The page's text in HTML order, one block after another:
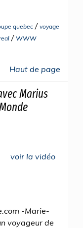
quebec / voyage
/www
Haut de page
Marius
voir la vidéo
-Marie-
voyageur de